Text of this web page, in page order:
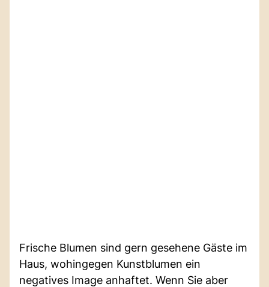
Frische Blumen sind gern gesehene Gäste im
Haus, wohingegen Kunstblumen ein
negatives Image anhaftet. Wenn Sie aber